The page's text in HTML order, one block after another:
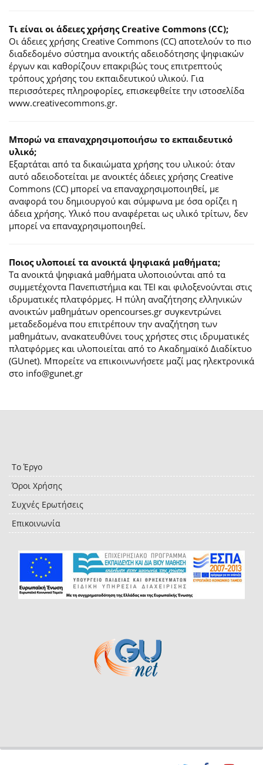
Τι είναι οι άδειες χρήσης Creative Commons (CC);
Οι άδειες χρήσης Creative Commons (CC) αποτελούν το πιο
διαδεδομένο σύστημα ανοικτής αδειοδότησης ψηφιακών
έργων και καθορίζουν επακριβώς τους επιτρεπτούς
τρόπους χρήσης του εκπαιδευτικού υλικού. Για
περισσότερες πληροφορίες, επισκεφθείτε την ιστοσελίδα
www.creativecommons.gr.
Mπορώ να επαναχρησιμοποιήσω το εκπαιδευτικό
υλικό;
Εξαρτάται από τα δικαιώματα χρήσης του υλικού: όταν
αυτό αδειοδοτείται με ανοικτές άδειες χρήσης Creative
Commons (CC) μπορεί να επαναχρησιμοποιηθεί, με
αναφορά του δημιουργού και σύμφωνα με όσα ορίζει η
άδεια χρήσης. Υλικό που αναφέρεται ως υλικό τρίτων, δεν
μπορεί να επαναχρησιμοποιηθεί.
Ποιος υλοποιεί τα ανοικτά ψηφιακά μαθήματα;
Τα ανοικτά ψηφιακά μαθήματα υλοποιούνται από τα
συμμετέχοντα Πανεπιστήμια και ΤΕΙ και φιλοξενούνται στις
ιδρυματικές πλατφόρμες. H πύλη αναζήτησης ελληνικών
ανοικτών μαθημάτων opencourses.gr συγκεντρώνει
μεταδεδομένα που επιτρέπουν την αναζήτηση των
μαθημάτων, ανακατευθύνει τους χρήστες στις ιδρυματικές
πλατφόρμες και υλοποιείται από το Ακαδημαϊκό Διαδίκτυο
(GUnet). Μπορείτε να επικοινωνήσετε μαζί μας ηλεκτρονικά
στο info@gunet.gr
Το Έργο
Όροι Χρήσης
Συχνές Ερωτήσεις
Επικοινωνία